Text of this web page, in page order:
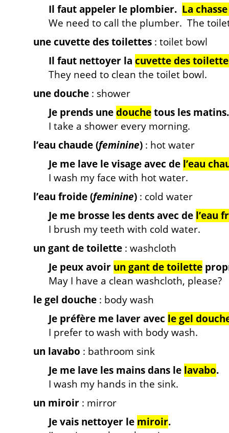
Il faut appeler le plombier. La
We need to call the plumber. The
une cuvette des toilettes : toilet bowl
Il faut nettoyer la cuvette des
They need to clean the toilet bowl.
une douche : shower
Je prends unedouchetous les matins.
I take a shower every morning.
l’eau chaude (feminine) : hot water
Je me lave le visage avec de l’eau
I wash my face with hot water.
l’eau froide (feminine) : cold water
Je me brosse les dents avec de l’eau
I brush my teeth with cold water.
un gant de toilette : washcloth
Je peux avoir un gant de toilette
May I have a clean washcloth, please?
le gel douche : body wash
Je préfère me laver avec le gel
I prefer to wash with body wash.
un lavabo : bathroom sink
Je me lave les mains dans le lavabo.
I wash my hands in the sink.
un miroir : mirror
Je vais nettoyer le miroir.